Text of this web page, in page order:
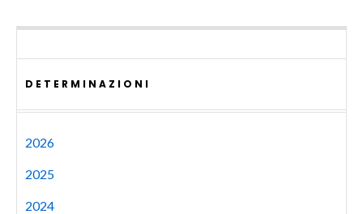
DETERMINAZIONI
2026
2025
2024